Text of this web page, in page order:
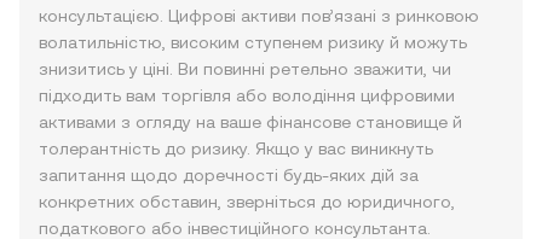
консультацією. Цифрові активи пов’язані з ринковою
волатильністю, високим ступенем ризику й можуть
знизитись у ціні. Ви повинні ретельно зважити, чи
підходить вам торгівля або володіння цифровими
активами з огляду на ваше фінансове становище й
толерантність до ризику. Якщо у вас виникнуть
запитання щодо доречності будь-яких дій за
конкретних обставин, зверніться до юридичного,
податкового або інвестиційного консультанта.